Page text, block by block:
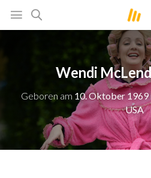
Wendi
Geboren am 10. Oktober 1969
USA